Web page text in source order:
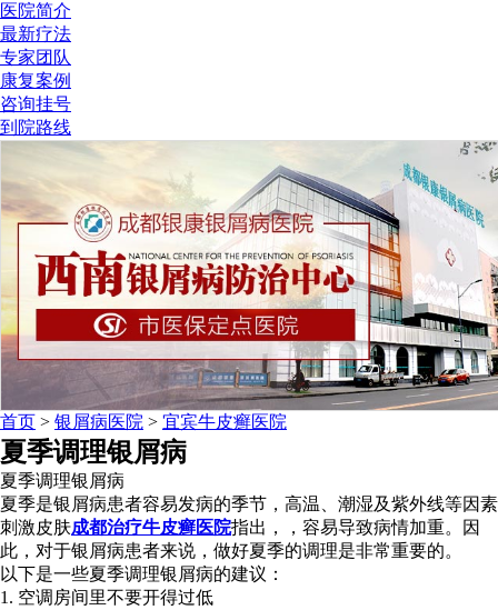
医院简介
最新疗法
专家团队
康复案例
咨询挂号
到院路线
首页 > 银屑病医院 > 宜宾牛皮癣医院
夏季调理银屑病
夏季调理银屑病
夏季是银屑病患者容易发病的季节，高温、潮湿及紫外线等因素
刺激皮肤成都治疗牛皮癣医院指出，，容易导致病情加重。因
此，对于银屑病患者来说，做好夏季的调理是非常重要的。
以下是一些夏季调理银屑病的建议：
1. 空调房间里不要开得过低